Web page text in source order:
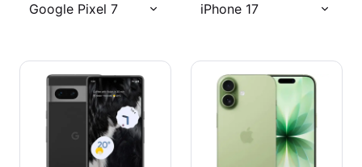
Google Pixel 7 iPhone 17